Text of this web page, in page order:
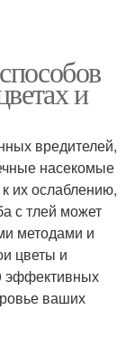
и
вредителей,
насекомые
их ослаблению,
с тлей может
методами и
цветы и
эффективных
ваших